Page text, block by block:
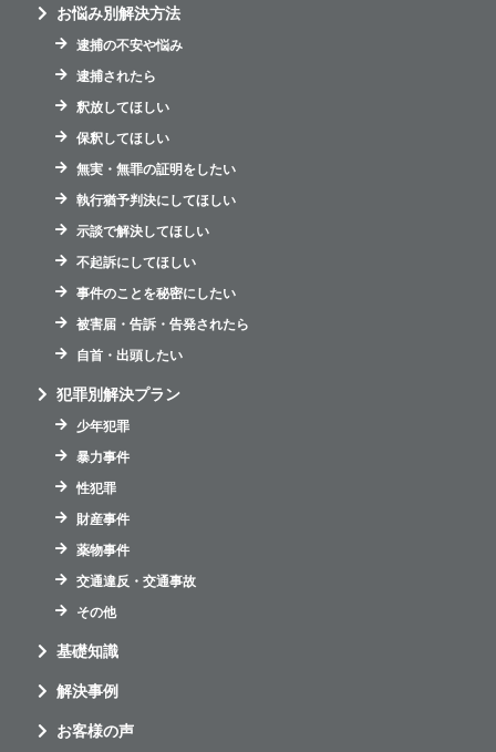
お悩み別解決方法
逮捕の不安や悩み
逮捕されたら
釈放してほしい
保釈してほしい
無実・無罪の証明をしたい
執行猶予判決にしてほしい
示談で解決してほしい
不起訴にしてほしい
事件のことを秘密にしたい
被害届・告訴・告発されたら
自首・出頭したい
犯罪別解決プラン
少年犯罪
暴力事件
性犯罪
財産事件
薬物事件
交通違反・交通事故
その他
基礎知識
解決事例
お客様の声